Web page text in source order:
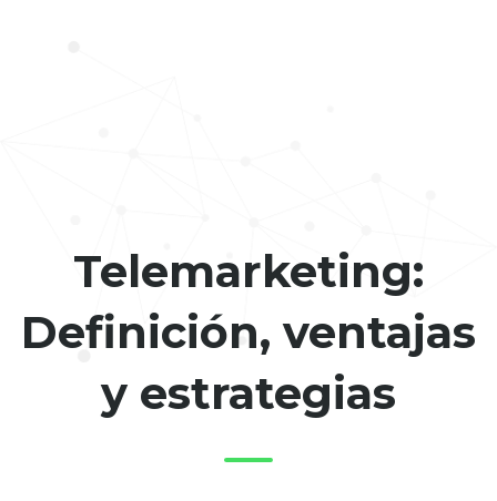
Telemarketing:
Definición, ventajas
y estrategias